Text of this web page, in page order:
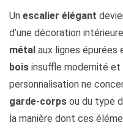
Un escalier élégant
d’une décoration
métal aux lignes épurées
bois insuffle modernité et
personnalisation ne
garde-corps ou du type
la manière dont ces